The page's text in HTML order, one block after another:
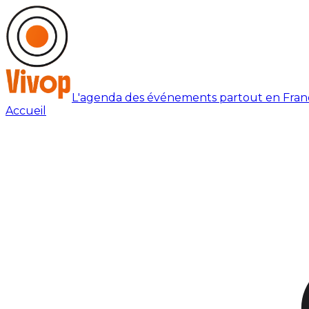
L'agenda des événements partout en
Accueil